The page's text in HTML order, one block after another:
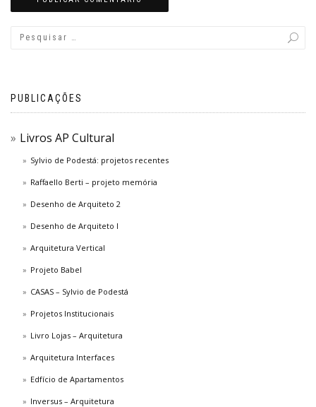
PUBLICAÇÕES
Livros AP Cultural
Sylvio de Podestá: projetos recentes
Raffaello Berti – projeto memória
Desenho de Arquiteto 2
Desenho de Arquiteto I
Arquitetura Vertical
Projeto Babel
CASAS – Sylvio de Podestá
Projetos Institucionais
Livro Lojas – Arquitetura
Arquitetura Interfaces
Edfício de Apartamentos
Inversus – Arquitetura